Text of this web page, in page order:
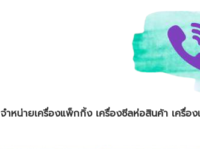
จำหน่ายเครื่องแพ็กกิ้ง เครื่องซีลห่อสินค้า เครื่อ